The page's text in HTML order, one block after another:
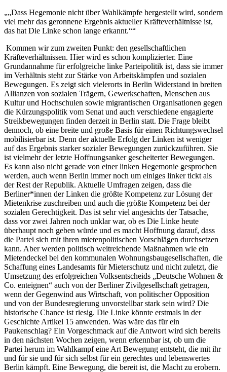
„Dass Hegemonie nicht über Wahlkämpfe hergestellt wird, sondern
viel mehr das geronnene Ergebnis aktueller Kräfteverhältnisse ist,
das hat Die Linke schon lange erkannt.“
Kommen wir zum zweiten Punkt: den gesellschaftlichen
Kräfteverhältnissen. Hier wird es schon komplizierter. Eine
Grundannahme für erfolgreiche linke Parteipolitik ist, dass sie immer
im Verhältnis steht zur Stärke von Arbeitskämpfen und sozialen
Bewegungen. Es zeigt sich vielerorts in Berlin Widerstand in breiten
Allianzen von sozialen Trägern, Gewerkschaften, Menschen aus
Kultur und Hochschulen sowie migrantischen Organisationen gegen
die Kürzungspolitik vom Senat und auch verschiedene engagierte
Streikbewegungen finden derzeit in Berlin statt. Die Frage bleibt
dennoch, ob eine breite und große Basis für einen Richtungswechsel
mobilisierbar ist. Denn der aktuelle Erfolg der Linken ist weniger
auf das Ergebnis starker sozialer Bewegungen zurückzuführen. Sie
ist vielmehr der letzte Hoffnungsanker gescheiterter Bewegungen.
Es kann also nicht gerade von einer linken Hegemonie gesprochen
werden, auch wenn Berlin immer noch um einiges linker tickt als
der Rest der Republik. Aktuelle Umfragen zeigen, dass die
Berliner*innen der Linken die größte Kompetenz zur Lösung der
Mietenkrise zuschreiben und auch die größte Kompetenz bei der
sozialen Gerechtigkeit. Das ist sehr viel angesichts der Tatsache,
dass vor zwei Jahren noch unklar war, ob es Die Linke heute
überhaupt noch geben würde und es macht Hoffnung darauf, dass
die Partei sich mit ihren mietenpolitischen Vorschlägen durchsetzen
kann. Aber werden politisch weitreichende Maßnahmen wie ein
Mietendeckel bei den kommunalen Wohnungsbaugesellschaften, die
Schaffung eines Landesamts für Mieterschutz und nicht zuletzt, die
Umsetzung des erfolgreichen Volksentscheids „Deutsche Wohnen &
Co. enteignen“ auch von der Berliner Zivilgesellschaft getragen,
wenn der Gegenwind aus Wirtschaft, von politischer Opposition
und von der Bundesregierung unvorstellbar stark sein wird? Die
historische Chance ist riesig. Die Linke könnte erstmals in der
Geschichte Artikel 15 anwenden. Was wäre das für ein
Paukenschlag? Ein Vorgeschmack auf die Antwort wird sich bereits
in den nächsten Wochen zeigen, wenn erkennbar ist, ob um die
Partei herum im Wahlkampf eine Art Bewegung entsteht, die mit ihr
und für sie und für sich selbst für ein gerechtes und lebenswertes
Berlin kämpft. Eine Bewegung, die bereit ist, die Macht zu erobern.